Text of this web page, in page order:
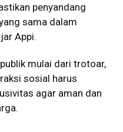
penyandang
sama dalam
Appi.
mulai dari trotoar,
sosial harus
agar aman dan